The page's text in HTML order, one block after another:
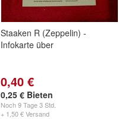
Staaken R (Zeppelin) -
Infokarte über
0,40 €
0,25 € Bieten
Noch9 Tage 3 Std.
+ 1,50 € Versand